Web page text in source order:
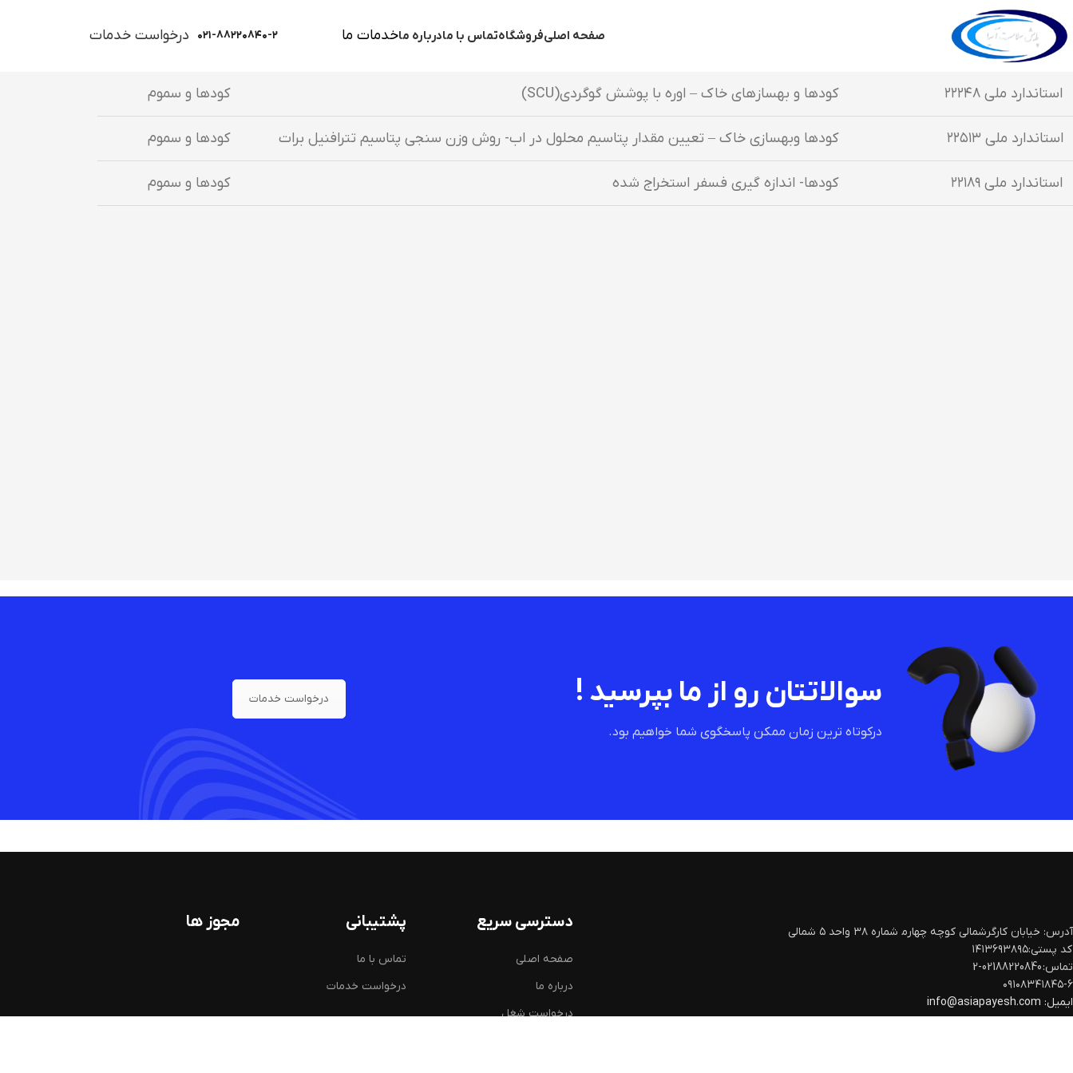
صفحه اصلیفروشگاهتماس با مادرباره ماخدمات ما ۰۲۱-۸۸۲۲۰۸۴۰-۲ درخواست خدمات
استاندارد ملی ۲۲۲۴۸ کودها و بهسازهای خاک – اوره با پوشش گوگردی(SCU) کودها و سموم
استاندارد ملی ۲۲۵۱۳ کودها وبهسازی خاک – تعیین مقدار پتاسیم محلول در اب- روش وزن سنجی پتاسیم تترافنیل برات کودها و سموم
استاندارد ملی ۲۲۱۸۹ کودها- اندازه گیری فسفر استخراج شده کودها و سموم
سوالاتتان رو از ما بپرسید !
درکوتاه ترین زمان ممکن پاسخگوی شما خواهیم بود.
درخواست خدمات
آدرس: خیابان کارگرشمالی کوچه چهارم‍ شماره ۳۸ واحد ۵ شمالی
کد پستی:۱۴۱۳۶۹۳۸۹۵
تماس: 02188220840-2
۰۹۱۰۸۳۴۱۸۴۵-۶
ایمیل:
دسترسی سریع
صفحه اصلی
درباره ما
درخواست شغل
پشتیبانی
تماس با ما
درخواست خدمات
مجوز ها